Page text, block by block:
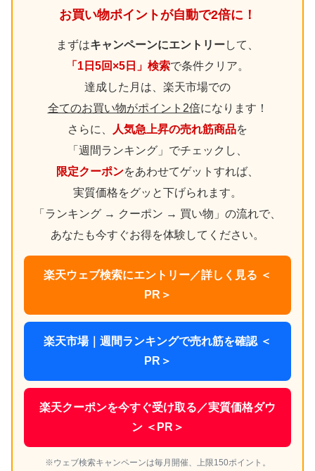
お買い物ポイントが自動で2倍に！
まずはキャンペーンにエントリーして、
「1日5回×5日」検索で条件クリア。
達成した月は、楽天市場での
全てのお買い物がポイント2倍になります！
さらに、
人気急上昇の売れ筋商品を
「週間ランキング」でチェックし、
限定クーポンをあわせてゲットすれば、
実質価格をグッと下げられます。
「ランキング → クーポン → 買い物」の流れで、
あなたも今すぐお得を体験してください。
楽天ウェブ検索にエントリー／詳しく見る ＜
PR＞
楽天市場｜週間ランキングで売れ筋を確認 ＜
PR＞
楽天クーポンを今すぐ受け取る／実質価格ダウ
ン ＜PR＞
※ウェブ検索キャンペーンは毎月開催、上限150ポイント。